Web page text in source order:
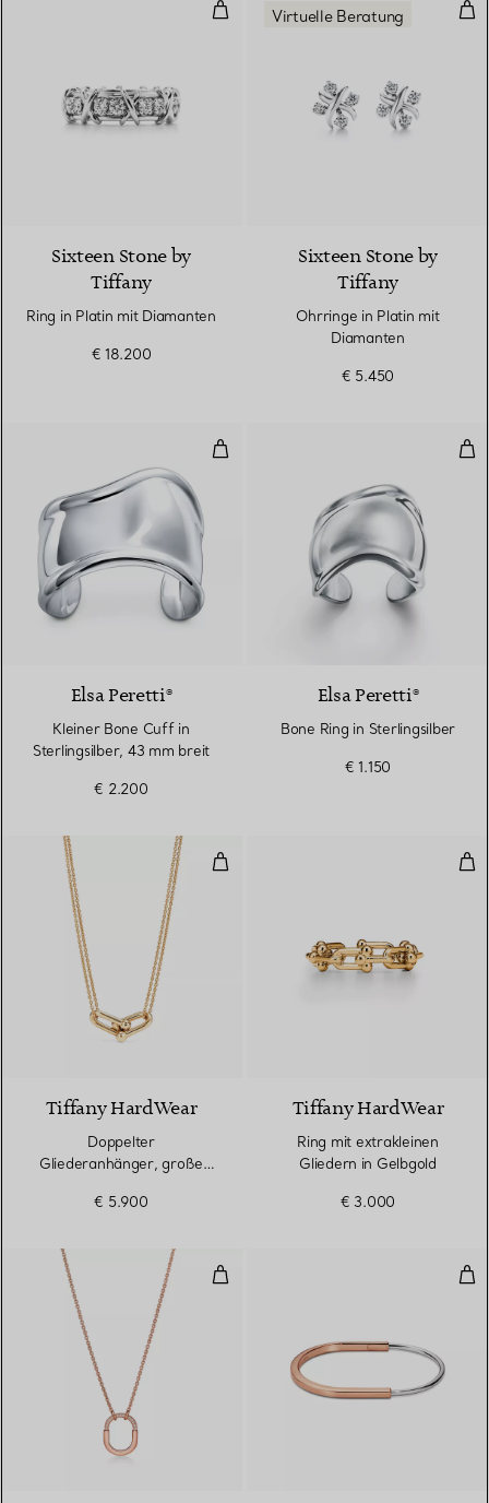
Ring in Platin mit Diamanten
Sixteen Stone by
Tiffany
Ring in Platin mit Diamanten
€ 18.200
Virtuelle Beratung
Sixteen Stone by
Tiffany
Ohrringe in Platin mit
Diamanten
€ 5.450
Kleiner Bone Cuff in
Elsa Peretti®
Kleiner Bone Cuff in
Sterlingsilber, 43 mm breit
€ 2.200
Elsa Peretti®
Bone Ring in Sterlingsilber
€ 1.150
Doppelter Gliederanhänger,
Tiffany HardWear
Doppelter
Gliederanhänger, große
€ 5.900
Tiffany HardWear
Ring mit extrakleinen
Gliedern in Gelbgold
€ 3.000
Kleiner Anhänger in Roségold